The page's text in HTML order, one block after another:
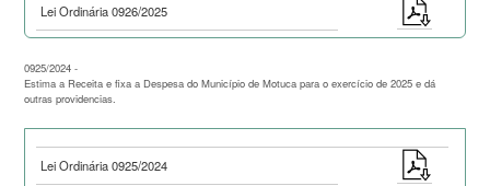
Lei Ordinária 0926/2025
0925/2024 -
Estima a Receita e fixa a Despesa do Município de Motuca para o exercício de 2025 e dá
outras providencias.
Lei Ordinária 0925/2024